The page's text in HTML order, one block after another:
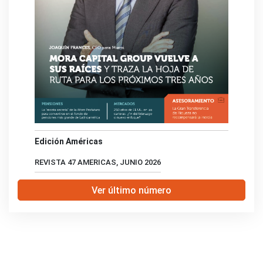
Edición Américas
REVISTA 47 AMERICAS, JUNIO 2026
Ver último número